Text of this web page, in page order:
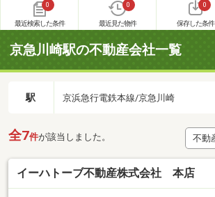
0
最近検索した条件
0
最近見た物件
0
保存した条件
京急川崎駅の不動産会社一覧
駅 京浜急行電鉄本線/京急川崎
全7件が該当しました。
イーハトーブ不動産株式会社 本店